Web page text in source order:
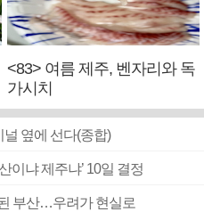
<83> 여름 제주, 벤자리와 독
가시치
옆에 선다(종합)
이냐 제주냐’ 10일 결정
부산…우려가 현실로